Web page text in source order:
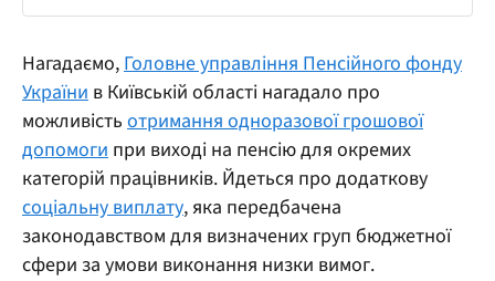
Нагадаємо,Головне управління Пенсійного фонду
України в Київській області нагадало про
можливість отримання одноразової грошової
допомоги при виході на пенсію для окремих
категорій працівників. Йдеться про додаткову
соціальну виплату, яка передбачена
законодавством для визначених груп бюджетної
сфери за умови виконання низки вимог.